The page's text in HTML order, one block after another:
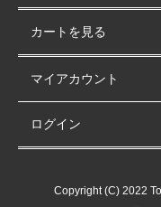
カートを見る
マイアカウント
ログイン
Copyright (C) 2022